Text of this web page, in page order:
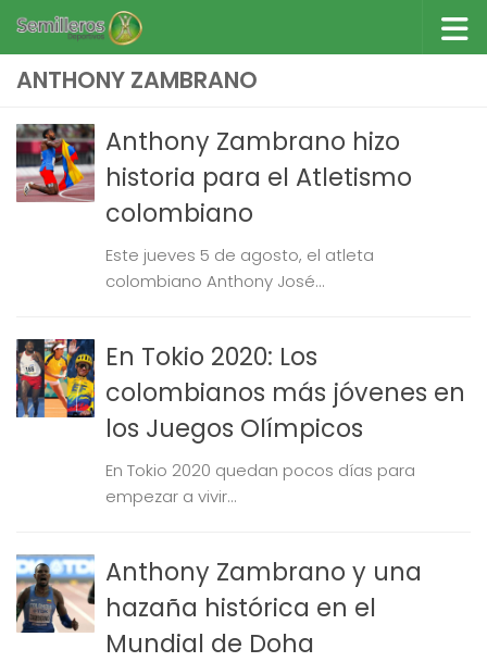
Saltar al contenido
ANTHONY ZAMBRANO
Anthony Zambrano hizo
historia para el Atletismo
colombiano
Este jueves 5 de agosto, el atleta
colombiano Anthony José...
En Tokio 2020: Los
colombianos más jóvenes en
los Juegos Olímpicos
En Tokio 2020 quedan pocos días para
empezar a vivir...
Anthony Zambrano y una
hazaña histórica en el
Mundial de Doha